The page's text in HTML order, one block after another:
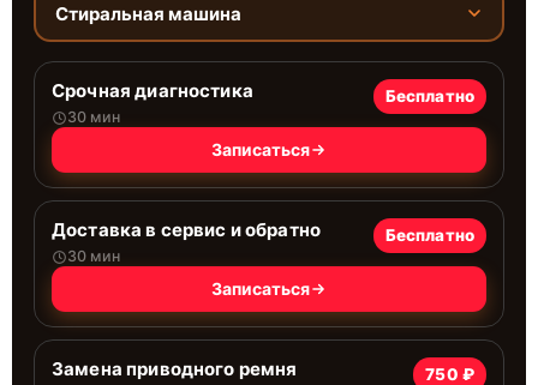
Стиральная машина
Срочная диагностика
30 мин
Бесплатно
Записаться
Доставка в сервис и обратно
30 мин
Бесплатно
Записаться
Замена приводного ремня 750 ₽